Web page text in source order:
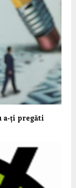
a-ți pregăti